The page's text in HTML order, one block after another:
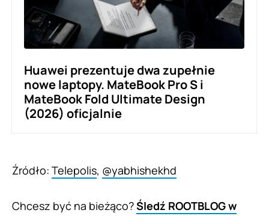
Huawei prezentuje dwa zupełnie
nowe laptopy. MateBook Pro S i
MateBook Fold Ultimate Design
(2026) oficjalnie
Źródło: Telepolis, @yabhishekhd
Chcesz być na bieżąco?Śledź ROOTBLOG w